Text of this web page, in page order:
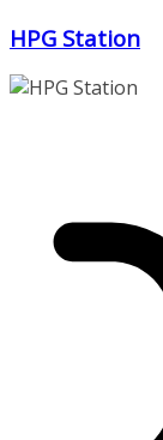
Zum
springen
HPG Station